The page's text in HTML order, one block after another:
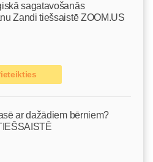
sagatavošanās
Zandi tiešsaistē ZOOM.US
ar dažādiem bērniem?